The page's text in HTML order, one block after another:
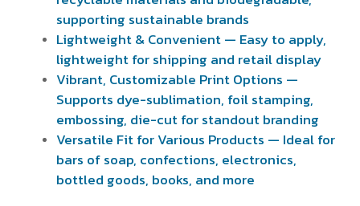
supporting sustainable brands
Lightweight & Convenient — Easy to apply,
lightweight for shipping and retail display
Vibrant, Customizable Print Options —
Supports dye-sublimation, foil stamping,
embossing, die-cut for standout branding
Versatile Fit for Various Products — Ideal for
bars of soap, confections, electronics,
bottled goods, books, and more